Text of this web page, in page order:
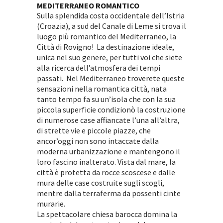
MEDITERRANEO ROMANTICO
Sulla splendida costa occidentale dell’Istria
(Croazia), a sud del Canale di Leme si trova il
luogo più romantico del Mediterraneo, la
Città di Rovigno! La destinazione ideale,
unica nel suo genere, per tutti voi che siete
alla ricerca dell’atmosfera dei tempi
passati. Nel Mediterraneo troverete queste
sensazioni nella romantica città, nata
tanto tempo fa su un’isola che con la sua
piccola superficie condizionò la costruzione
di numerose case affiancate l’una all’altra,
di strette vie e piccole piazze, che
ancor’oggi non sono intaccate dalla
moderna urbanizzazione e mantengono il
loro fascino inalterato. Vista dal mare, la
città è protetta da rocce scoscese e dalle
mura delle case costruite sugli scogli,
mentre dalla terraferma da possenti cinte
murarie.
La spettacolare chiesa barocca domina la